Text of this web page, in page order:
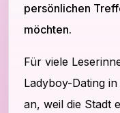
persönlichen
möchten.
Für viele
Ladyboy-Dating
an, weil die Stadt